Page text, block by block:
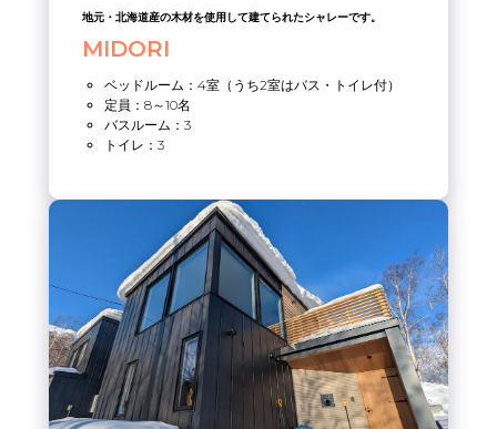
地元・北海道産の木材を使用して建てられたシャレーです。
MIDORI
ベッドルーム：4室（うち2室はバス・トイレ付）
定員：8～10名
バスルーム：3
トイレ：3